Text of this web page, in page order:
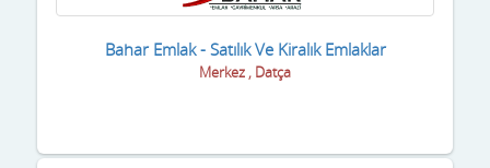
Bahar Emlak - Satılık Ve Kiralık Emlaklar
Merkez , Datça